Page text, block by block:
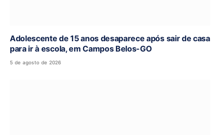
Adolescente de 15 anos desaparece após sair de casa
para ir à escola, em Campos Belos-GO
5 de agosto de 2026